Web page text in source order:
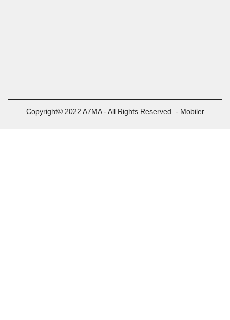
Copyright© 2022 A7MA - All Rights Reserved. - Mobiler